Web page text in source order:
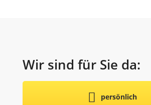
Wir sind für Sie da:
persönlich